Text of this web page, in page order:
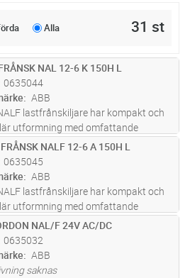
Alla 31 st
Lägg i kundvagn
NAL 12-6 K 150H L
0635044
ABB
lastfrånskiljare har kompakt och
utformning med omfattande
Märkspänning upp till 36 kV
upp till 1 250 A. NAL/NALF
är en lösning för til
Lägg i kundvagn
NALF 12-6 A 150H L
0635045
ABB
lastfrånskiljare har kompakt och
utformning med omfattande
Märkspänning upp till 36 kV
upp till 1 250 A. NAL/NALF
är en lösning för til
Lägg i kundvagn
NAL/F 24V AC/DC
0635032
ABB
saknas